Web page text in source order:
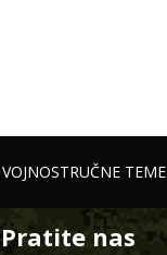
VOJNOSTRUČNE TEME
Pratite nas